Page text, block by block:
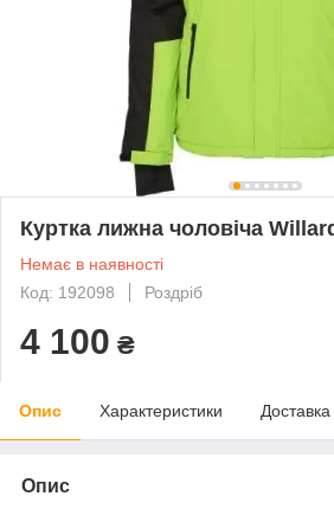
Куртка лижна чоловіча
Немає в наявності
Код: 192098
Роздріб
4 100 ₴
Опис Характеристики Доставка
Опис